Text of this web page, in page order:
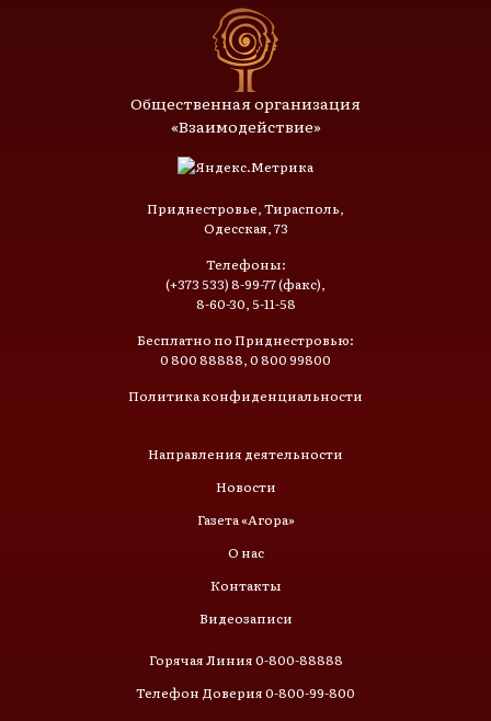
Общественная организация
«Взаимодействие»
Приднестровье, Тирасполь,
Одесская, 73
Телефоны:
(+373 533) 8-99-77 (факс),
8-60-30, 5-11-58
Бесплатно по Приднестровью:
0 800 88888, 0 800 99800
Политика конфиденциальности
Направления деятельности
Новости
Газета «Агора»
О нас
Контакты
Видеозаписи
Горячая Линия 0-800-88888
Телефон Доверия 0-800-99-800